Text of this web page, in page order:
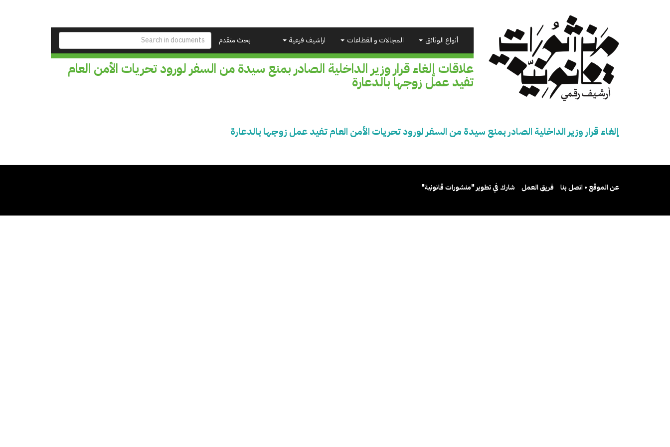
بحث متقدم أنواع الوثائق المجالات و القطاعات اراشيف فرعية
علاقات إلغاء قرار وزير الداخلية الصادر بمنع سيدة من السفر لورود تحريات الأمن العام
تفيد عمل زوجها بالدعارة
إلغاء قرار وزير الداخلية الصادر بمنع سيدة من السفر لورود تحريات الأمن العام تفيد عمل زوجها بالدعارة
عن الموقع • اتصل بنا فريق العمل شارك في تطوير "منشورات قانونية"